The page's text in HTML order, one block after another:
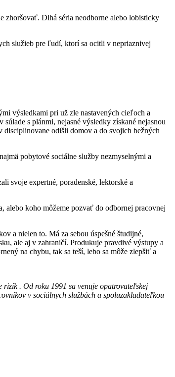
zhoršovať. Dlhá séria neodborne alebo lobisticky
služieb pre ľudí, ktorí sa ocitli v nepriaznivej
výsledkami pri už zle nastavených cieľoch a
s plánmi, nejasné výsledky získané nejasnou
disciplinovane odišli domov a do svojich bežných
pobytové sociálne služby nezmyselnými a
svoje expertné, poradenské, lektorské a
alebo koho môžeme pozvať do odbornej pracovnej
a nielen to. Má za sebou úspešné študijné,
ale aj v zahraničí. Produkuje pravdivé výstupy a
na chybu, tak sa teší, lebo sa môže zlepšiť a
. Od roku 1991 sa venuje opatrovateľskej
v sociálnych službách a spoluzakladateľkou